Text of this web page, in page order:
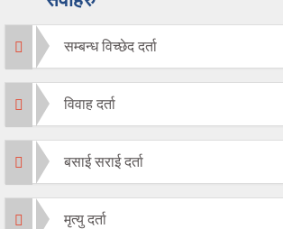
सम्बन्ध विच्छेद दर्ता
विवाह दर्ता
बसाई सराई दर्ता
मृत्यु दर्ता